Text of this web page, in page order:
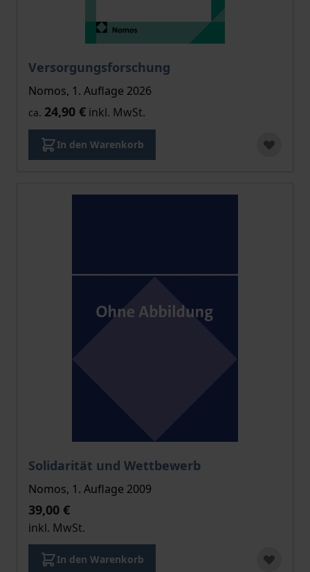
Versorgungsforschung
Nomos, 1. Auflage 2026
ca. 24,90 € inkl. MwSt.
In den Warenkorb
Solidarität und Wettbewerb
Der Preis dieses Titels richtet sich nach der
Nomos, 1. Auflage 2009
39,00 €
inkl. MwSt.
In den Warenkorb